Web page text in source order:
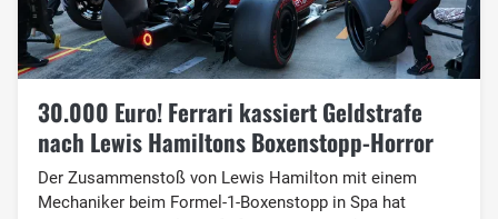
30.000 Euro! Ferrari kassiert Geldstrafe
nach Lewis Hamiltons Boxenstopp-Horror
Der Zusammenstoß von Lewis Hamilton mit einem
Mechaniker beim Formel-1-Boxenstopp in Spa hat